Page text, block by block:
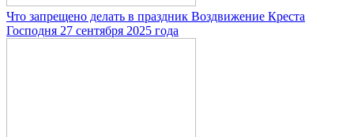
Что запрещено делать в праздник Воздвижение Креста
Господня 27 сентября 2025 года